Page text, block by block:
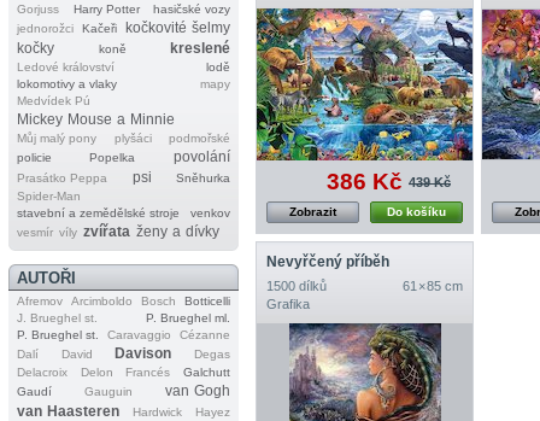
Gorjuss
Harry Potter
hasičské vozy
jednorožci
Kačeři
kočkovité šelmy
kočky
koně kreslené
Ledové království
lodě
lokomotivy a vlaky
mapy
Medvídek Pú
Mickey Mouse a Minnie
Můj malý pony plyšáci
podmořské
policie
Popelka povolání
Prasátko Peppa psi
Sněhurka
Spider‐Man
stavební a zemědělské stroje
venkov
vesmír víly zvířata ženy a dívky
AUTOŘI
Afremov Arcimboldo Bosch
Botticelli
J. Brueghel st.
P. Brueghel ml.
P. Brueghel st.
Caravaggio
Cézanne
Dalí
David Davison
Degas
Delacroix
Delon Francés
Galchutt
Gaudí
Gauguin
van Gogh
van Haasteren
Hardwick
Hayez
386 Kč 439 Kč
Do košíku
Zobrazit
Nevyřčený příběh
1500 dílků
61 × 85 cm
Grafika